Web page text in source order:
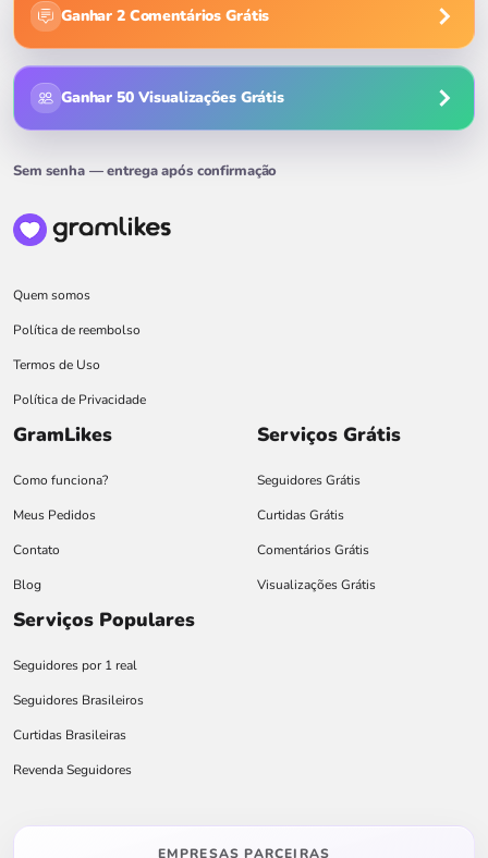
Ganhar 2 Comentários Grátis
Ganhar 50 Visualizações Grátis
Quem somos
Política de reembolso
Termos de Uso
Política de Privacidade
GramLikes
Como funciona?
Meus Pedidos
Contato
Blog
Serviços Grátis
Seguidores Grátis
Curtidas Grátis
Comentários Grátis
Visualizações Grátis
Serviços Populares
Seguidores por 1 real
Seguidores Brasileiros
Curtidas Brasileiras
Revenda Seguidores
EMPRESAS PARCEIRAS